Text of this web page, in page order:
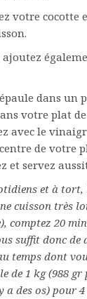
votre cocotte
dans
votre plat
avec le
de votre
et servez
et à tort,
cuisson très
comptez 20
suffit donc de
temps dont
de 1 kg (988
a des os) pour 4